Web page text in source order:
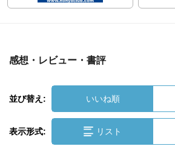
感想・レビュー・書評
並び替え: いいね順
表示形式: リスト